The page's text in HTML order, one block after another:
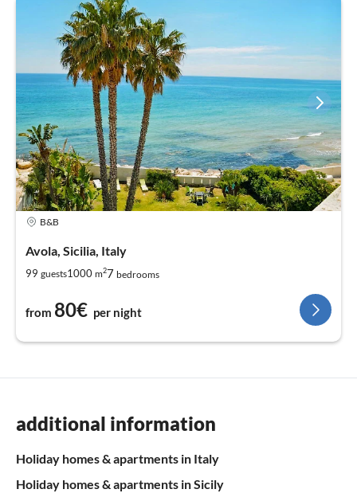
B&B
Avola, Sicilia, Italy
99 guests1000 m27 bedrooms
from 80€ per night
additional information
Holiday homes & apartments in Italy
Holiday homes & apartments in Sicily